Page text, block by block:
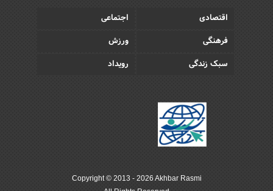
اقتصادی
اجتماعی
فرهنگی
ورزش
سبک زندگی
رویداد
Copyright © 2013 - 2026 Akhbar Rasmi